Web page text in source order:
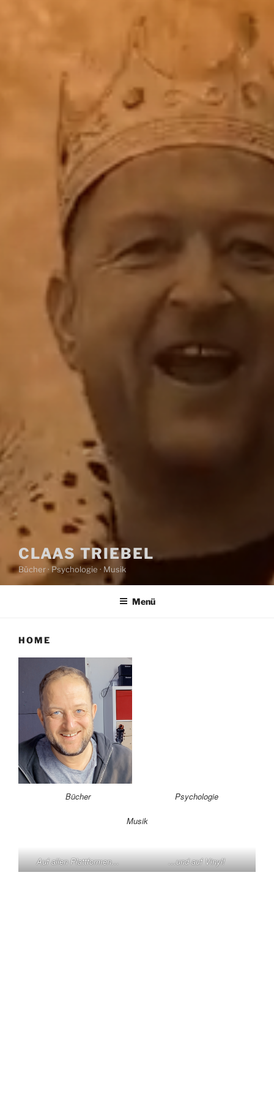
CLAAS TRIEBEL
Bücher · Psychologie · Musik
Menü
HOME
Bücher Psychologie
Musik
Auf allen Plattformen… …und auf Vinyl!